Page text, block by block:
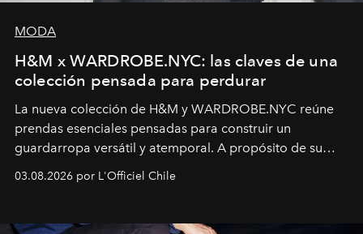
MODA
H&M x WARDROBE.NYC: las claves de una
colección pensada para perdurar
La nueva colección de H&M y WARDROBE.NYC reúne
prendas esenciales pensadas para construir un
guardarropa versátil y atemporal. A propósito de su
la asesora creativa y jefa de diseño global de la marca
y la filosofía detrás de la propuesta.
03.08.2026 por L'Officiel Chile